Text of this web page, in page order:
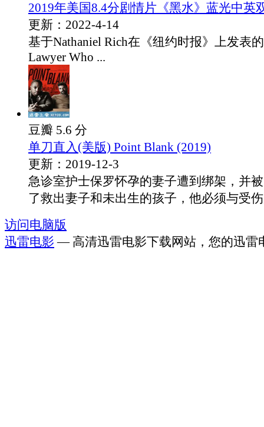
2019年美国8.4分剧情片《黑水》蓝光中英
更新：2022-4-14
基于Nathaniel Rich在《纽约时报》上发表
Lawyer Who ...
豆瓣 5.6 分
单刀直入(美版) Point Blank (2019)
更新：2019-12-3
急诊室护士保罗怀孕的妻子遭到绑架，并
了救出妻子和未出生的孩子，他必须与受
访问电脑版
迅雷电影 — 高清迅雷电影下载网站，您的迅雷